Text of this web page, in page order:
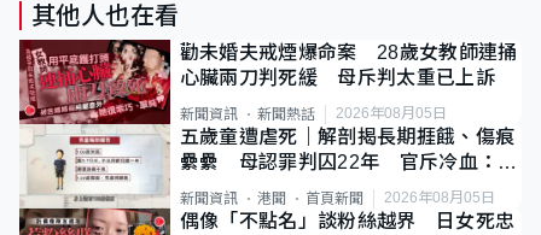
其他人也在看
勸未婚夫戒煙爆命案 28歲女教師連捅
心臟兩刀判死緩 母斥判太重已上訴
新聞資訊 新聞熱話 2026年08月05日
五歲童遭虐死｜解剖揭長期捱餓、傷痕
纍纍 母認罪判囚22年 官斥冷血：同
類案最惡劣
新聞資訊 港聞 首頁新聞 2026年08月05日
偶像「不點名」談粉絲越界 日女死忠